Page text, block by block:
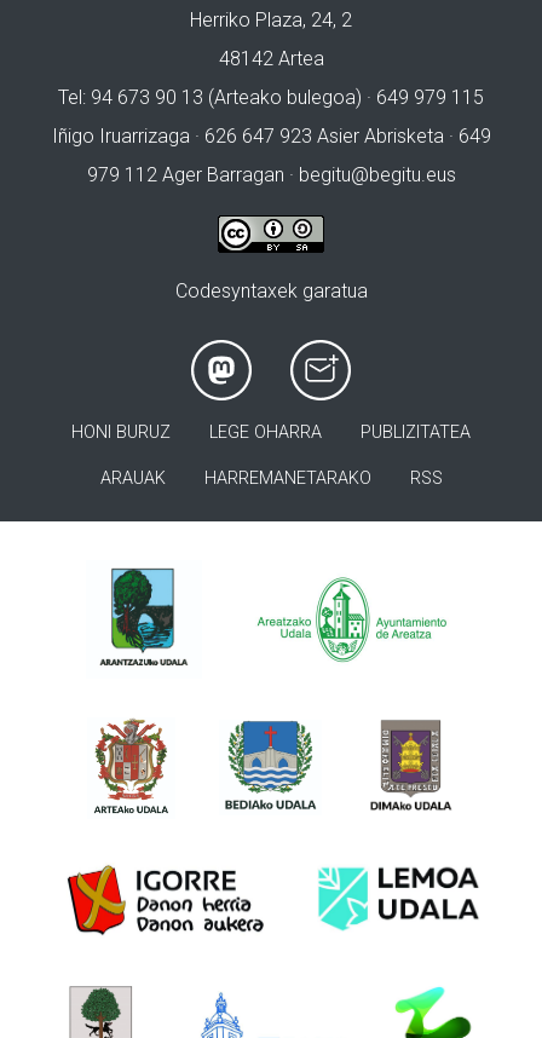
Herriko Plaza, 24, 2
48142 Artea
Tel: 94 673 90 13 (Arteako bulegoa) · 649 979 115
Iñigo Iruarrizaga · 626 647 923 Asier Abrisketa · 649
979 112 Ager Barragan · begitu@begitu.eus
Codesyntaxek garatua
HONI BURUZ LEGE OHARRA PUBLIZITATEA
ARAUAK HARREMANETARAKO RSS